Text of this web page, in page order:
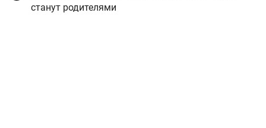
станут родителями